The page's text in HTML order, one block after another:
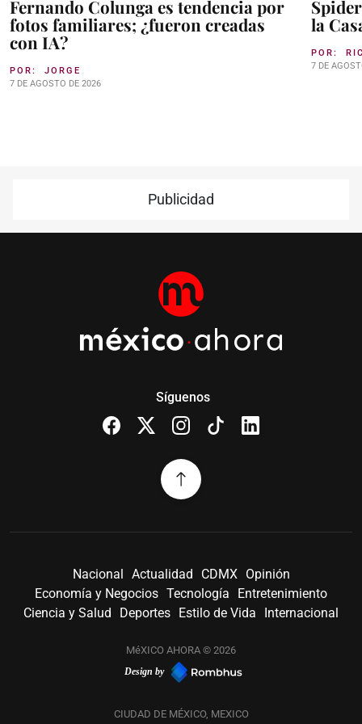
Fernando Colunga es tendencia por
fotos familiares; ¿fueron creadas
con IA?
POR: JORGE
7 DE AGOSTO DE 2026
la
POR:
7 DE
Publicidad
Síguenos
Nacional Actualidad CDMX
Opinión
Economía y Negocios Tecnología
Entretenimiento
Ciencia y Salud
Deportes Estilo de Vida Internacional
MéXICO AHORA © 2026
Design by
CIUDAD DE MÉXICO, MEXICO